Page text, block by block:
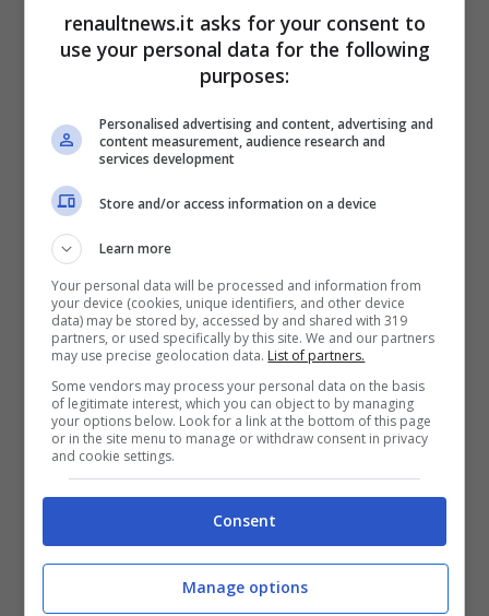
quanto riguarda i componenti, ne inviamo
negli Stati Uniti d’America per circa 1,8
miliardi di dollari l’anno, e su questo aspetto,
sono previste importanti perdite. L’Italia
potrebbe esserne particolarmente colpita, e
c’è anche un’ulteriore considerazione da fare,
che riguarda gli investimenti che dall’estero
sono stati fatti nel nostro paese.
renaultnews.it asks for your consent to
use your personal data for the following
purposes:
Personalised advertising and content, advertising and
content measurement, audience research and
services development
Store and/or access information on a device
Learn more
Your personal data will be processed and information from
your device (cookies, unique identifiers, and other device
data) may be stored by, accessed by and shared with 319
partners, or used specifically by this site. We and our partners
may use precise geolocation data. List of partners.
Some vendors may process your personal data on the basis
of legitimate interest, which you can object to by managing
your options below. Look for a link at the bottom of this page
or in the site menu to manage or withdraw consent in privacy
and cookie settings.
Consent
Manage options